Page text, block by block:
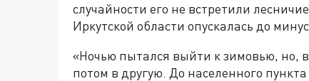
случайности его не встретили
Иркутской области опускалась до
«Ночью пытался выйти к зимовью, но,
потом в другую. До населенного